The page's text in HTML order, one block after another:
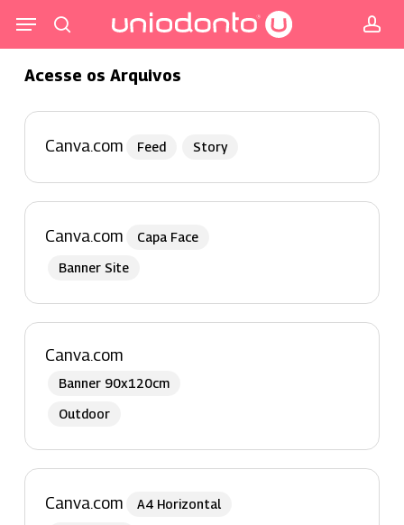
para
conteúdo
principal
Menu
Acesse os Arquivos
Canva.com Feed Story
Canva.com
Capa Face
Banner Site
Canva.com
Banner 90x120cm
Outdoor
Canva.com
A4 Horizontal